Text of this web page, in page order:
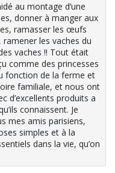
au montage d’une
donner à manger aux
ramasser les œufs
les vaches du
vaches !! Tout était
comme des princesses
fonction de la ferme et
familiale, et nous ont
d’excellents produits a
connaissent. Je
mes amis parisiens,
simples et à la
dans la vie, qu’on